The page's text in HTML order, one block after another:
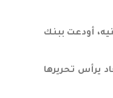
أودعت ببنك
يرأس تحريرها